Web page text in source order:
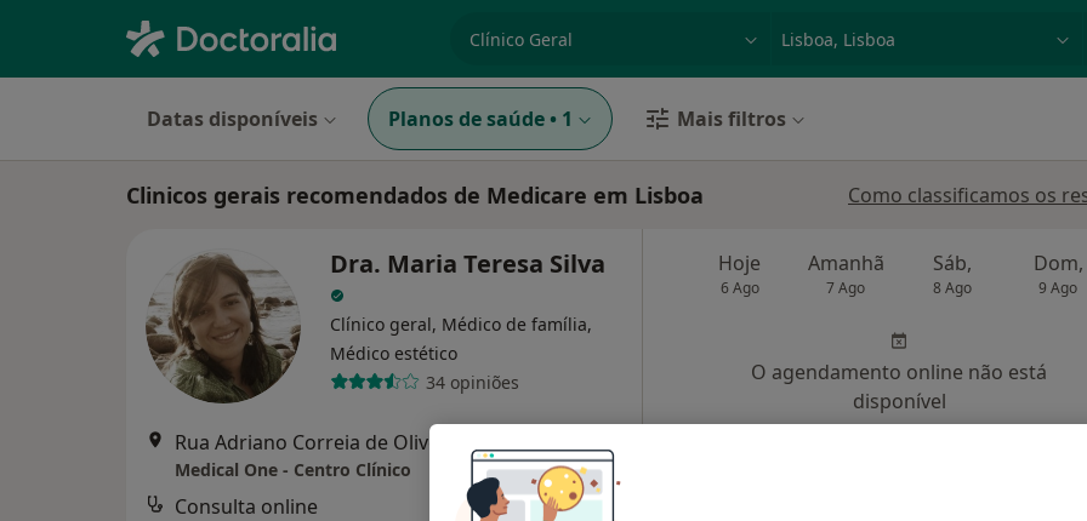
especialidade, doença ou nome
Datas disponíveis Planos de saúde • 1 Mais filtros
Clinicos gerais recomendados de Medicare em Lisboa Como classificamos os
Dra. Maria Teresa Silva
Clínico geral, Médico de família,
Médico estético
34 opiniões
Rua Adriano Correia de Oliveira, Lisboa
Medical One - Centro Clínico
Consulta online 35 €
Hoje
6 Ago
Amanhã
7 Ago
Sáb,
8 Ago
Dom,
9 Ago
O agendamento online não está
disponível